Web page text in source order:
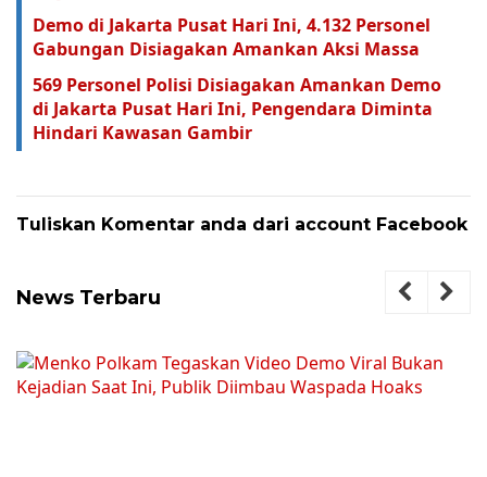
Demo di Jakarta Pusat Hari Ini, 4.132 Personel
Gabungan Disiagakan Amankan Aksi Massa
569 Personel Polisi Disiagakan Amankan Demo
di Jakarta Pusat Hari Ini, Pengendara Diminta
Hindari Kawasan Gambir
Tuliskan Komentar anda dari account Facebook
News Terbaru